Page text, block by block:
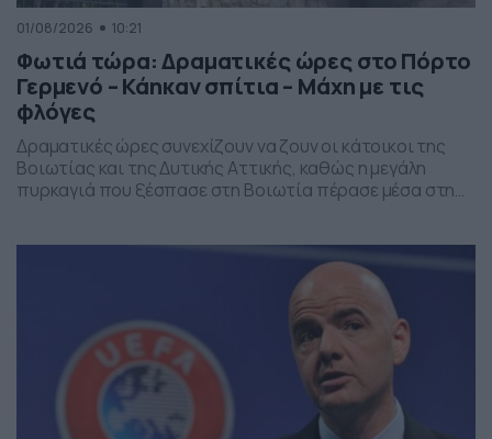
01/08/2026 10:21
Φωτιά τώρα: Δραματικές ώρες στο Πόρτο
Γερμενό – Κάηκαν σπίτια – Μάχη με τις
φλόγες
Δραματικές ώρες συνεχίζουν να ζουν οι κάτοικοι της
Βοιωτίας και της Δυτικής Αττικής, καθώς η μεγάλη
πυρκαγιά που ξέσπασε στη Βοιωτία πέρασε μέσα στη
οικισμών και επιχειρήσεις απεγκλωβισμού από ξηρά και
θάλασσα. Οι ισχυροί άνεμοι, που αλλάζουν συνεχώς
κατεύθυνση, μετατρέπουν το πύρινο μέτωπο σε […]